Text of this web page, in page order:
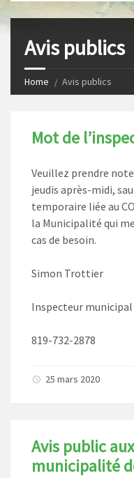
Avis publics
Home Avis publics
Mot de
Veuillez prendre
jeudis après-midi,
temporaire liée au
la Municipalité qui
cas de besoin.
Simon Trottier
Inspecteur municipal
819-732-2878
25 mars 2020
Avis public
municipalité